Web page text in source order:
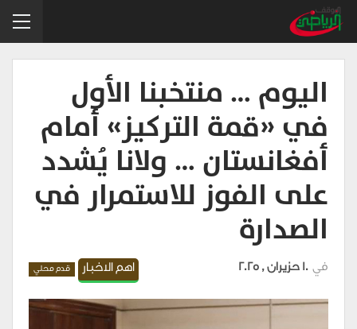
اليوم … منتخبنا الأول
في «قمة التركيز» أمام
أفغانستان … ولانا يُشدد
على الفوز للاستمرار في
الصدارة
اهم الاخبار قدم محلي في 10 حزيران , 2025